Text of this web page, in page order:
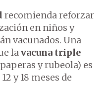
recomienda reforzar
en niños y
vacunados. Una
lavacuna triple
y rubeola) es
y 18 meses de